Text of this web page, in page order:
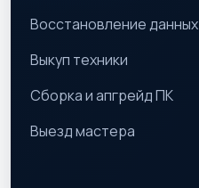
Восстановление данных
Выкуп техники
Сборка и апгрейд ПК
Выезд мастера